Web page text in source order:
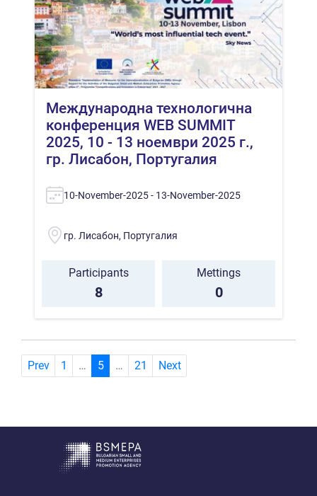
Международна технологична
конференция WEB SUMMIT
2025, 10 - 13 ноември 2025 г.,
гр. Лисабон, Португалия
10-November-2025 - 13-November-2025
гр. Лисабон, Португалия
Participants
8
Mettings
0
Prev 1 … 5(current)
… 21 Next